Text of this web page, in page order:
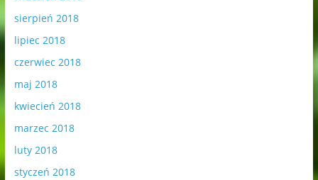
sierpień 2018
lipiec 2018
czerwiec 2018
maj 2018
kwiecień 2018
marzec 2018
luty 2018
styczeń 2018